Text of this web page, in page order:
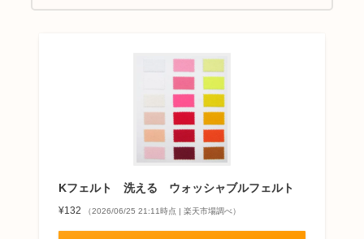
ト生地を選ぶ際の参考になれば嬉しいです。
Kフェルト 洗える ウォッシャブルフェルト
¥132 （2026/06/25 21:11時点 | 楽天市場調べ）